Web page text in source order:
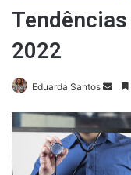
2022
Eduarda Santos
mail